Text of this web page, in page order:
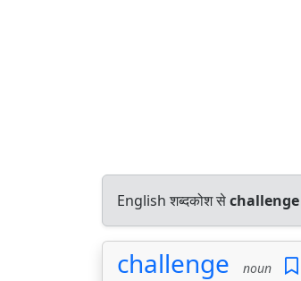
English शब्दकोश सेchallenge
challenge noun